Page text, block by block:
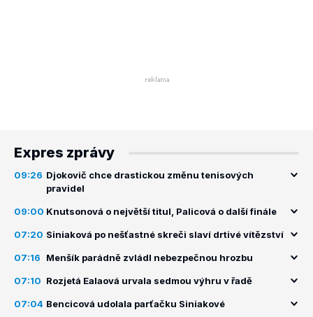
Expres zprávy
09:26 Djokovič chce drastickou změnu tenisových
pravidel
09:00 Knutsonová o největší titul, Palicová o další finále
07:20 Siniaková po nešťastné skreči slaví drtivé vítězství
07:16 Menšík parádně zvládl nebezpečnou hrozbu
07:10 Rozjetá Ealaová urvala sedmou výhru v řadě
07:04 Bencicová udolala parťačku Siniakové